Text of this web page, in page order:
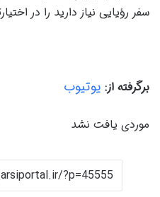
سفر رؤیایی نیاز دارید را در
برگرفته از: یوتیوب
موردی یافت نشد